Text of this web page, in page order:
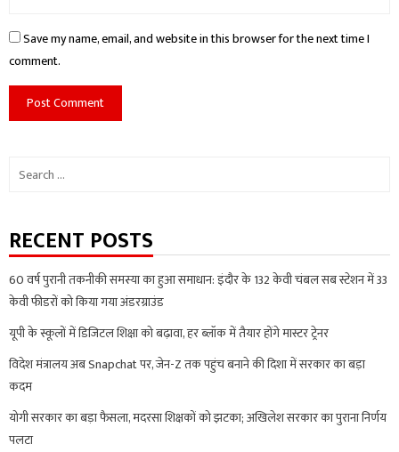
Save my name, email, and website in this browser for the next time I
comment.
Search
RECENT POSTS
60 वर्ष पुरानी तकनीकी समस्या का हुआ समाधान: इंदौर के 132 केवी चंबल सब स्टेशन में 33
केवी फीडरों को किया गया अंडरग्राउंड
यूपी के स्कूलों में डिजिटल शिक्षा को बढ़ावा, हर ब्लॉक में तैयार होंगे मास्टर ट्रेनर
विदेश मंत्रालय अब Snapchat पर, जेन-Z तक पहुंच बनाने की दिशा में सरकार का बड़ा
कदम
योगी सरकार का बड़ा फैसला, मदरसा शिक्षकों को झटका; अखिलेश सरकार का पुराना निर्णय
पलटा